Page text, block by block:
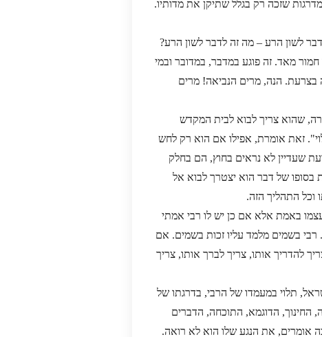
שזכה רק בגלל שתיקן את מדותיו.
לשון הרע – מה זה לדבר לשון הרע?
מאד. זה פוגע במדבר, במדובר ובמי
בצרעת. הנה, מרים הנביאה! מרים
שהוא צריך לבוא לבית המקדש
זאת אומרת, אפילו אם הוא רק לחש
שעדיין לא נראים בחוץ, הם בחלק
של דבר הוא יצטרך לבוא אל
וכל התהליך הזה.
באמת אלא אם כן יש לו רבי אמתי
רבי בשמים מלמד עליו זכות בשמים. אם
להדריך אותו, צריך לברך אותו, צריך
תלוי במעמדו של הרבי, בדרגתו של
החינוך, הדוגמא, התוכחה, הדברים
אומרים, את הנגע שלו הוא לא רואה.